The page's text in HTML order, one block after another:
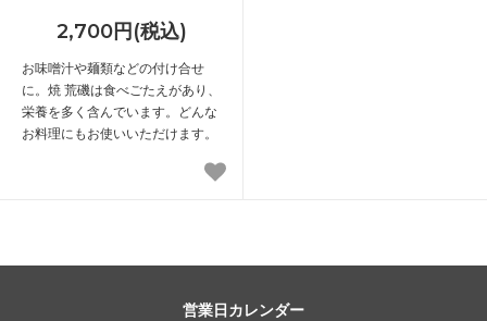
2,700円(税込)
お味噌汁や麺類などの付け合せ
に。焼 荒磯は食べごたえがあり、
栄養を多く含んでいます。どんな
お料理にもお使いいただけます。
営業日カレンダー